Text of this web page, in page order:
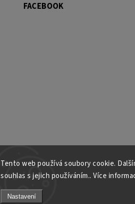
Tento web používá soubory cookie.
souhlas s jejich používáním.. Více
Nastavení
FACEBOOK